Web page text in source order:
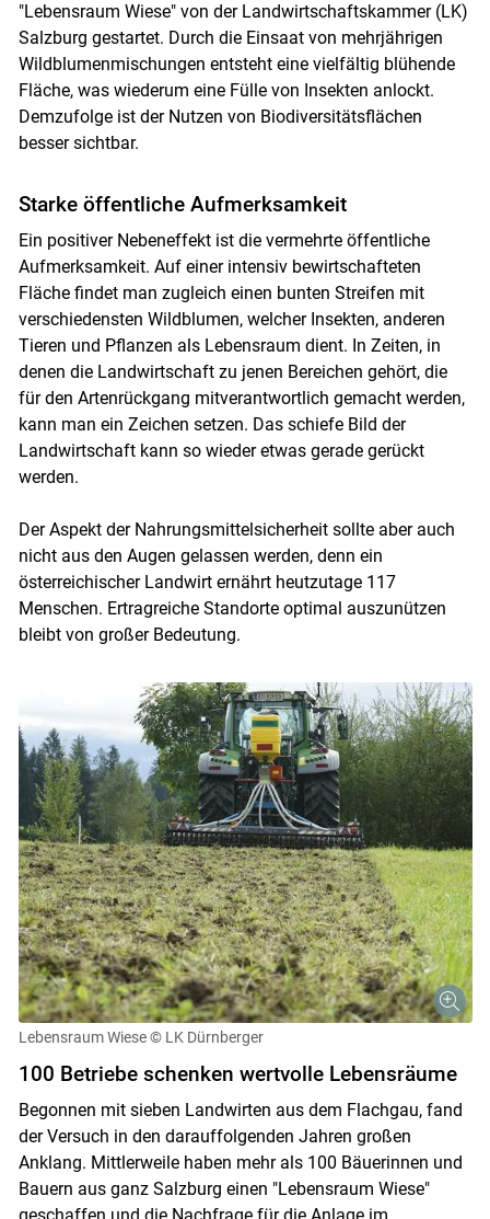
Skip to main content
"Lebensraum Wiese" von der Landwirtschaftskammer (LK)
Salzburg gestartet. Durch die Einsaat von mehrjährigen
Wildblumenmischungen entsteht eine vielfältig blühende
Fläche, was wiederum eine Fülle von Insekten anlockt.
Demzufolge ist der Nutzen von Biodiversitätsflächen
besser sichtbar.
Starke öffentliche Aufmerksamkeit
Ein positiver Nebeneffekt ist die vermehrte öffentliche
Aufmerksamkeit. Auf einer intensiv bewirtschafteten
Fläche findet man zugleich einen bunten Streifen mit
verschiedensten Wildblumen, welcher Insekten, anderen
Tieren und Pflanzen als Lebensraum dient. In Zeiten, in
denen die Landwirtschaft zu jenen Bereichen gehört, die
für den Artenrückgang mitverantwortlich gemacht werden,
kann man ein Zeichen setzen. Das schiefe Bild der
Landwirtschaft kann so wieder etwas gerade gerückt
werden.
Der Aspekt der Nahrungsmittelsicherheit sollte aber auch
nicht aus den Augen gelassen werden, denn ein
österreichischer Landwirt ernährt heutzutage 117
Menschen. Ertragreiche Standorte optimal auszunützen
bleibt von großer Bedeutung.
Lebensraum Wiese © LK Dürnberger
100 Betriebe schenken wertvolle Lebensräume
Begonnen mit sieben Landwirten aus dem Flachgau, fand
der Versuch in den darauffolgenden Jahren großen
Anklang. Mittlerweile haben mehr als 100 Bäuerinnen und
Bauern aus ganz Salzburg einen "Lebensraum Wiese"